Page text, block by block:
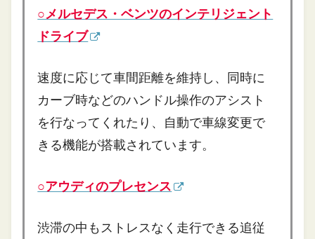
○メルセデス・ベンツのインテリジェント
ドライブ
速度に応じて車間距離を維持し、同時に
カーブ時などのハンドル操作のアシスト
を行なってくれたり、自動で車線変更で
きる機能が搭載されています。
○アウディのプレセンス
渋滞の中もストレスなく走行できる追従